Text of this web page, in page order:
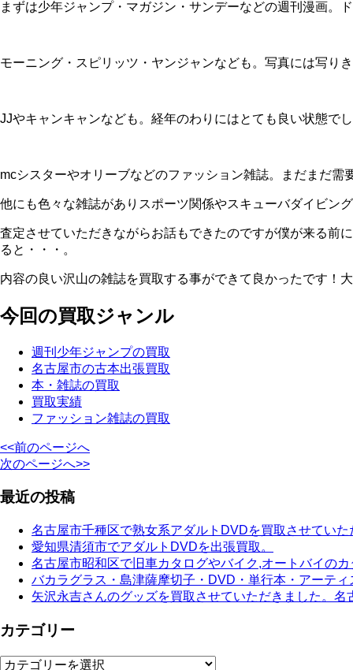
まずは少年ジャンプ・マガジン・サンデーなどの週刊漫画。
モーニング・スピリッツ・ヤンジャンなども。写真には写り
JJやキャンキャンなども。経年のわりにはとても良い状態でし
mcシスターやオリーブなどのファッション雑誌。まだまだ需
他にも色々な雑誌がありスポーツ関係やスキューバダイビン
査定させていただきながらお話もできたのですが僕が来る前
ると・・・。
内容の良い沢山の雑誌を買取する事ができて良かったです！
今回の買取ジャンル
週刊少年ジャンプの買取
名古屋市の古本出張買取
本・雑誌の買取
買取実績
ファッション雑誌の買取
<<前のページへ
次のページへ>>
最近の投稿
名古屋市千種区で熟女系アダルトDVDを買取させていた
愛知県清須市でアダルトDVDを出張買取。
名古屋市昭和区で旧車カタログやバイク,オートバイの
バカラグラス・島津薩摩切子・DVD・単行本・アーティ
矢沢永吉さんのグッズを買取させていただきました。名
カテゴリー
カ